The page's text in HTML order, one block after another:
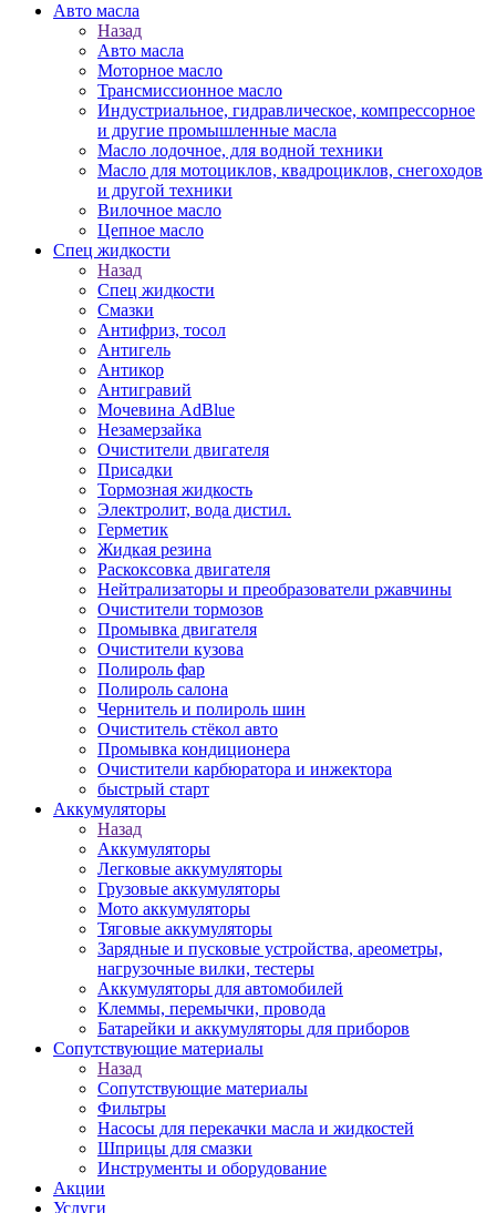
Авто масла
Назад
Авто масла
Моторное масло
Трансмиссионное масло
Индустриальное, гидравлическое, компрессорное
и другие промышленные масла
Масло лодочное, для водной техники
Масло для мотоциклов, квадроциклов, снегоходов
и другой техники
Вилочное масло
Цепное масло
Спец жидкости
Назад
Спец жидкости
Смазки
Антифриз, тосол
Антигель
Антикор
Антигравий
Мочевина AdBlue
Незамерзайка
Очистители двигателя
Присадки
Тормозная жидкость
Электролит, вода дистил.
Герметик
Жидкая резина
Раскоксовка двигателя
Нейтрализаторы и преобразователи ржавчины
Очистители тормозов
Промывка двигателя
Очистители кузова
Полироль фар
Полироль салона
Чернитель и полироль шин
Очиститель стёкол авто
Промывка кондиционера
Очистители карбюратора и инжектора
быстрый старт
Аккумуляторы
Назад
Аккумуляторы
Легковые аккумуляторы
Грузовые аккумуляторы
Мото аккумуляторы
Тяговые аккумуляторы
Зарядные и пусковые устройства, ареометры,
нагрузочные вилки, тестеры
Аккумуляторы для автомобилей
Клеммы, перемычки, провода
Батарейки и аккумуляторы для приборов
Сопутствующие материалы
Назад
Сопутствующие материалы
Фильтры
Насосы для перекачки масла и жидкостей
Шприцы для смазки
Инструменты и оборудование
Акции
Услуги